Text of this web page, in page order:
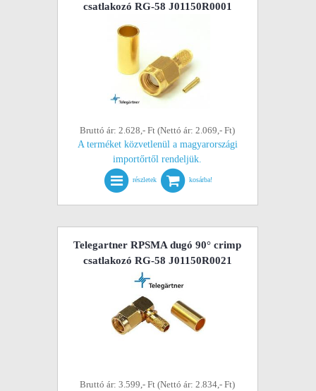
csatlakozó RG-58 J01150R0001
Bruttó ár: 2.628,- Ft (Nettó ár: 2.069,- Ft)
A terméket közvetlenül a magyarországi
importőrtől rendeljük.
részletek kosárba!
Telegartner RPSMA dugó 90° crimp
csatlakozó RG-58 J01150R0021
Bruttó ár: 3.599,- Ft (Nettó ár: 2.834,- Ft)